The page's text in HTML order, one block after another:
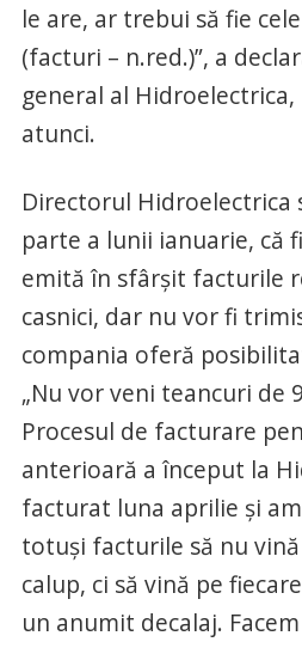
le are, ar trebui să fie
(facturi – n.red.)”, a
general al Hidroelectrica,
atunci.
Directorul Hidroelectrica
parte a lunii ianuarie, că
emită în sfârșit facturile
casnici, dar nu vor fi
compania oferă
„Nu vor veni teancuri de
Procesul de facturare
anterioară a început la
facturat luna aprilie şi
totuși facturile să nu
calup, ci să vină pe
un anumit decalaj.